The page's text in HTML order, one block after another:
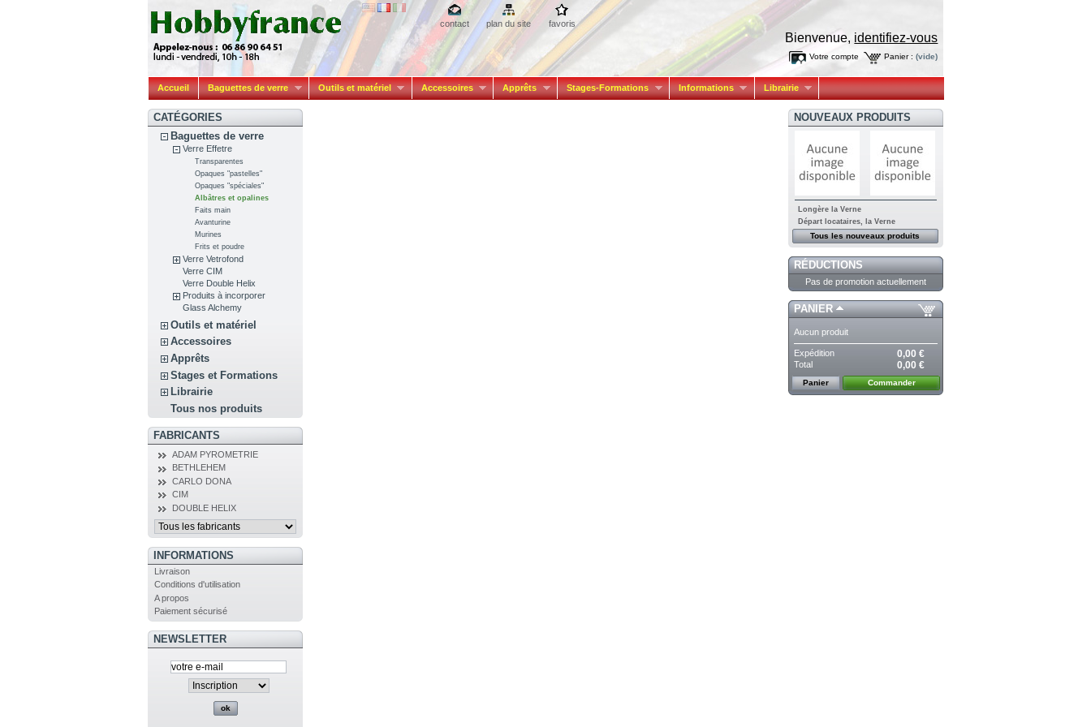
contact plan du site favoris
Bienvenue, identifiez-vous
Panier : (vide)
Votre compte
Accueil Baguettes de verre Outils et matériel Accessoires Apprêts Stages-Formations Informations Librairie
CATÉGORIES
Baguettes de verre
Verre Effetre
Transparentes
Opaques "pastelles"
Opaques "spéciales"
Albâtres et opalines
Faits main
Avanturine
Murines
Frits et poudre
Verre Vetrofond
Verre CIM
Verre Double Helix
Produits à incorporer
Glass Alchemy
Outils et matériel
Accessoires
Apprêts
Stages et Formations
Librairie
Tous nos produits
FABRICANTS
ADAM PYROMETRIE
BETHLEHEM
CARLO DONA
CIM
DOUBLE HELIX
INFORMATIONS
Livraison
Conditions d'utilisation
A propos
Paiement sécurisé
NEWSLETTER
NOUVEAUX PRODUITS
Longère la Verne
Départ locataires, la Verne
Tous les nouveaux produits
RÉDUCTIONS
Pas de promotion actuellement
PANIER
Aucun produit
Expédition 0,00 €
Total 0,00 €
Panier Commander